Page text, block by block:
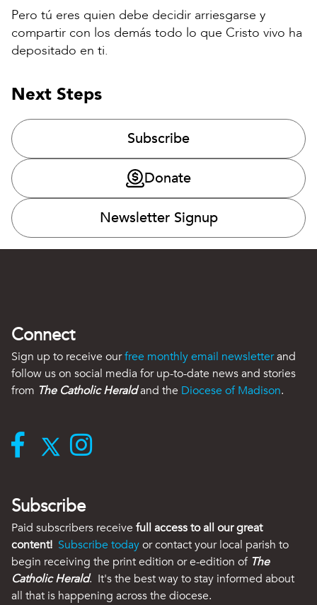
Pero tú eres quien debe decidir arriesgarse y
compartir con los demás todo lo que Cristo vivo ha
depositado en ti.
Next Steps
Subscribe
Donate
Newsletter Signup
Connect
Sign up to receive ourfree monthly email newsletterand
follow us on social media for up-to-date news and stories
from The Catholic Heraldand the Diocese of Madison.
Subscribe
Paid subscribers receive full access to all our great
content! Subscribe todayor contact your local parish to
begin receiving the print edition or e-edition of The
Catholic Herald. It's the best way to stay informed about
all that is happening across the diocese.